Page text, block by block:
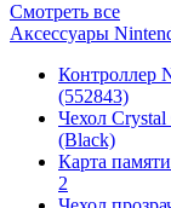
Смотреть все
Аксессуары
Контроллер
(552843)
Чехол Сrystal
(Black)
Карта
2